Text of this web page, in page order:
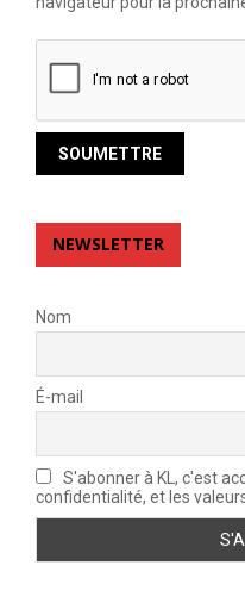
NEWSLETTER
Nom
É-mail
S'abonner à KL, c'est
confidentialité, et les